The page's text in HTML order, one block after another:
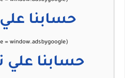
حسابنا علي
حسابنا علي